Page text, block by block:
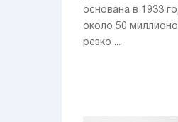
основана в 1933
около 50
резко ...